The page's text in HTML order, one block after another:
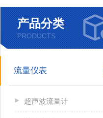
产品分类
PRODUCTS
流量仪表
超声波流量计